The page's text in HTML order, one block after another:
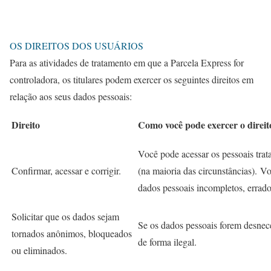
OS DIREITOS DOS USUÁRIOS
Para as atividades de tratamento em que a Parcela Express for
controladora, os titulares podem exercer os seguintes direitos em
relação aos seus dados pessoais:
Direito Como você pode exercer o
Confirmar, acessar e corrigir.
Você pode acessar os pessoais
(na maioria das circunstâncias).
dados pessoais incompletos,
Solicitar que os dados sejam
tornados anônimos, bloqueados
ou eliminados.
Se os dados pessoais forem
de forma ilegal.